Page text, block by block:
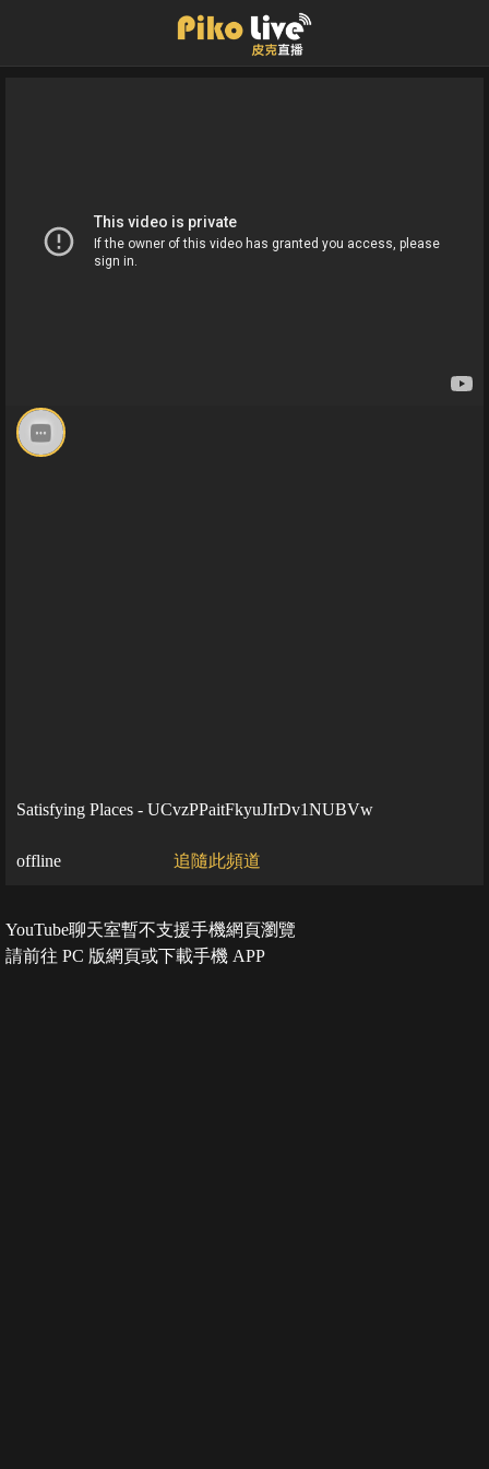
Satisfying Places - UCvzPPaitFkyuJIrDv1NUBVw
offline 追隨此頻道
YouTube聊天室暫不支援手機網頁瀏覽
請前往 PC 版網頁或下載手機 APP